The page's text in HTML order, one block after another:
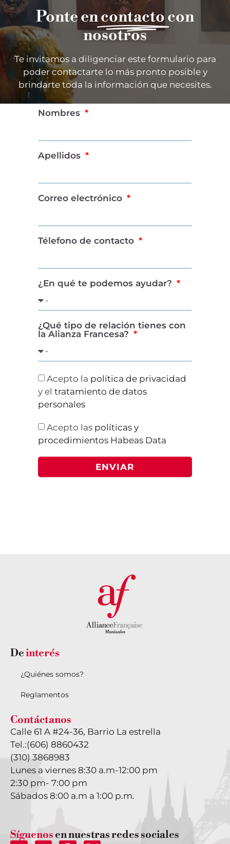
Ponte encontactocon
nosotros
Te invitamos a diligenciar este formulario para
poder contactarte lo más pronto posible y
brindarte toda la información que necesites.
Nombres
Apellidos
Correo electrónico
Télefono de contacto
¿En qué te podemos ayudar?
¿Qué tipo de relación tienes con
la Alianza Francesa?
Acepto la política de privacidad
y eltratamiento de datos
personales
Acepto las políticas y
procedimientos Habeas Data
ENVIAR
Deinterés
¿Quiénes somos?
Reglamentos
Contáctanos
Calle 61 A #24-36, Barrio La estrella
Tel.:(606) 8860432
(310) 3868983
Lunes a viernes 8:30 a.m-12:00 pm
2:30 pm- 7:00 pm
Sábados 8:00 a.m a 1:00 p.m.
Síguenos en nuestras redes sociales